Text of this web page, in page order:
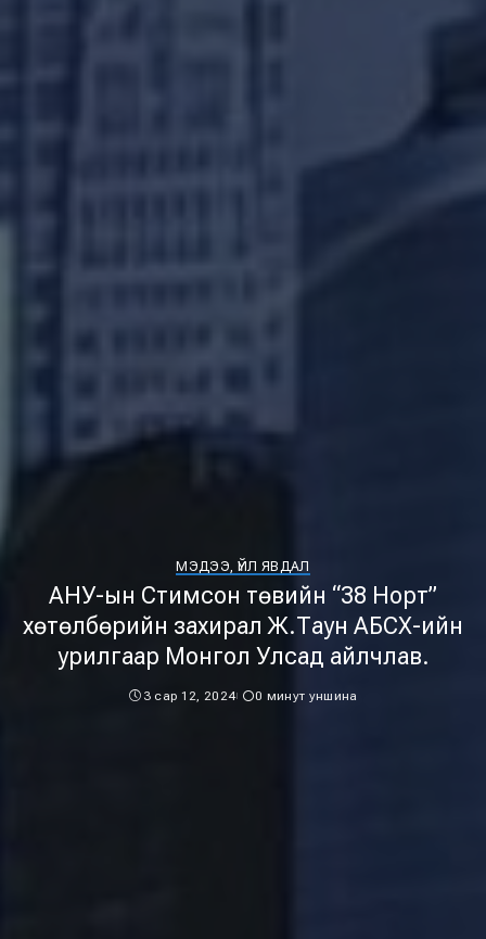
МЭДЭЭ, ҮЙЛ ЯВДАЛ
АНУ-ын Стимсон төвийн “38 Норт”
хөтөлбөрийн захирал Ж.Таун АБСХ-ийн
урилгаар Монгол Улсад айлчлав.
3 сар 12, 2024 0 минут уншина